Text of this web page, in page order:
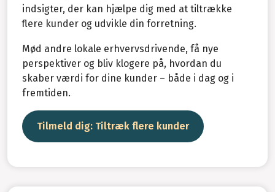
indsigter, der kan hjælpe dig med at tiltrække
flere kunder og udvikle din forretning.
Mød andre lokale erhvervsdrivende, få nye
perspektiver og bliv klogere på, hvordan du
skaber værdi for dine kunder – både i dag og i
fremtiden.
Tilmeld dig: Tiltræk flere kunder